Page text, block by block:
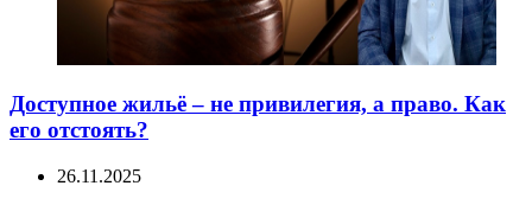
Доступное жильё – не привилегия, а право. Как
его отстоять?
26.11.2025